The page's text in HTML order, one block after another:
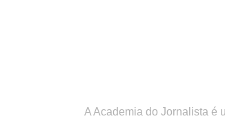
A Academia do Jornalista é